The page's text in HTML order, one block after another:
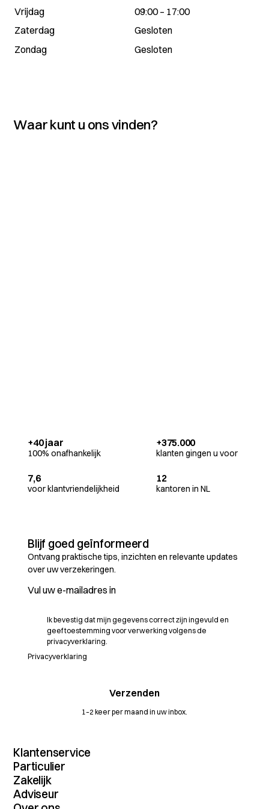
Vrijdag
09:00 – 17:00
Zaterdag
Gesloten
Zondag
Gesloten
Waar kunt u ons vinden?
+40 jaar
100% onafhankelijk
+375.000
klanten gingen u voor
7,6
voor klantvriendelijkheid
12
kantoren in NL
Klantenservice
Contact
MijnDossier
Schade melden
Vergelijkingskaarten
Dienstenwijzers
Particulier
Verzekeringenoverzicht
Autoverzekering
Inboedelverzekering
Zakelijk
Verzekeringenoverzicht
Maritiem
Adviseur
Dienstenoverzicht
Blijf goed geïnformeerd
Ontvang praktische tips, inzichten en relevante updates
over uw verzekeringen.
Ik bevestig dat mijn gegevens correct zijn ingevuld en
geef toestemming voor verwerking volgens de
privacyverklaring.
Privacyverklaring
1–2 keer per maand in uw inbox.